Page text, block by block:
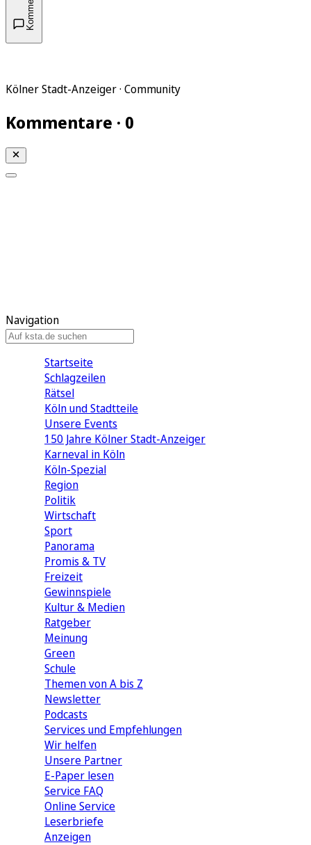
Kölner Stadt-Anzeiger · Community
Kommentare · 0
Navigation
Startseite
Schlagzeilen
Rätsel
Köln und Stadtteile
Unsere Events
150 Jahre Kölner Stadt-Anzeiger
Karneval in Köln
Köln-Spezial
Region
Politik
Wirtschaft
Sport
Panorama
Promis & TV
Freizeit
Gewinnspiele
Kultur & Medien
Ratgeber
Meinung
Green
Schule
Themen von A bis Z
Newsletter
Podcasts
Services und Empfehlungen
Wir helfen
Unsere Partner
E-Paper lesen
Service FAQ
Online Service
Leserbriefe
Anzeigen